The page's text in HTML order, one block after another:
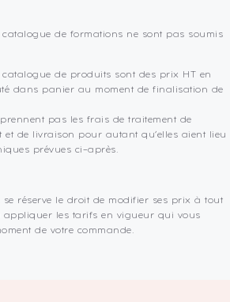
de formations ne sont pas soumis
de produits sont des prix HT en
dans panier au moment de finalisation de
pas les frais de traitement de
et de livraison pour autant qu’elles aient lieu
prévues ci-après.
se réserve le droit de modifier ses prix à tout
appliquer les tarifs en vigueur qui vous
de votre commande.